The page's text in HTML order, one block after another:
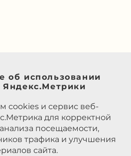
об использовании
cookies и сервис веб-
для корректной
посещаемости,
трафика и улучшения
сайта.